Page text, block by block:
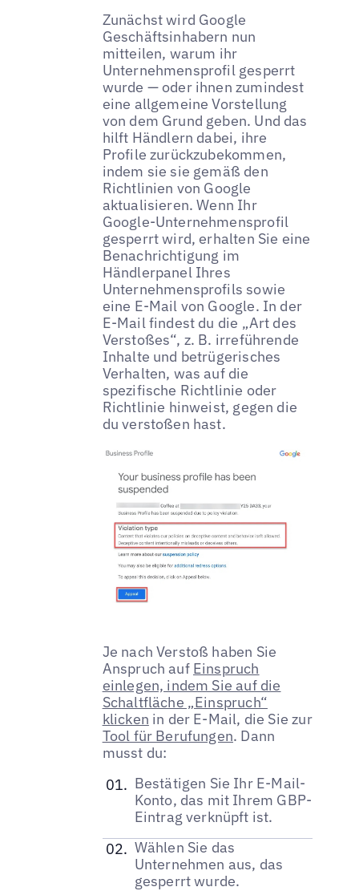
Zunächst wird Google
Geschäftsinhabern nun
mitteilen, warum ihr
Unternehmensprofil gesperrt
wurde — oder ihnen zumindest
eine allgemeine Vorstellung
von dem Grund geben. Und das
hilft Händlern dabei, ihre
Profile zurückzubekommen,
indem sie sie gemäß den
Richtlinien von Google
aktualisieren. Wenn Ihr
Google-Unternehmensprofil
gesperrt wird, erhalten Sie eine
Benachrichtigung im
Händlerpanel Ihres
Unternehmensprofils sowie
eine E-Mail von Google. In der
E-Mail findest du die „Art des
Verstoßes“, z. B. irreführende
Inhalte und betrügerisches
Verhalten, was auf die
spezifische Richtlinie oder
Richtlinie hinweist, gegen die
du verstoßen hast.
Je nach Verstoß haben Sie
Anspruch auf Einspruch
einlegen, indem Sie auf die
Schaltfläche „Einspruch“
klicken in der E-Mail, die Sie zur
Tool für Berufungen. Dann
musst du:
Bestätigen Sie Ihr E-Mail-
Konto, das mit Ihrem GBP-
Eintrag verknüpft ist.
Wählen Sie das
Unternehmen aus, das
gesperrt wurde.